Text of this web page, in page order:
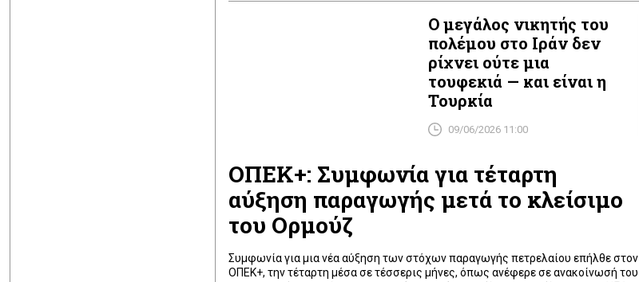
Ο μεγάλος νικητής του
πολέμου στο Ιράν δεν
ρίχνει ούτε μια
τουφεκιά — και είναι η
Τουρκία
09/06/2026 11:00
ΟΠΕΚ+: Συμφωνία για τέταρτη
αύξηση παραγωγής μετά το κλείσιμο
του Ορμούζ
Συμφωνία για μια νέα αύξηση των στόχων παραγωγής πετρελαίου επήλθε στον
ΟΠΕΚ+, την τέταρτη μέσα σε τέσσερις μήνες, όπως ανέφερε σε ανακοίνωσή του